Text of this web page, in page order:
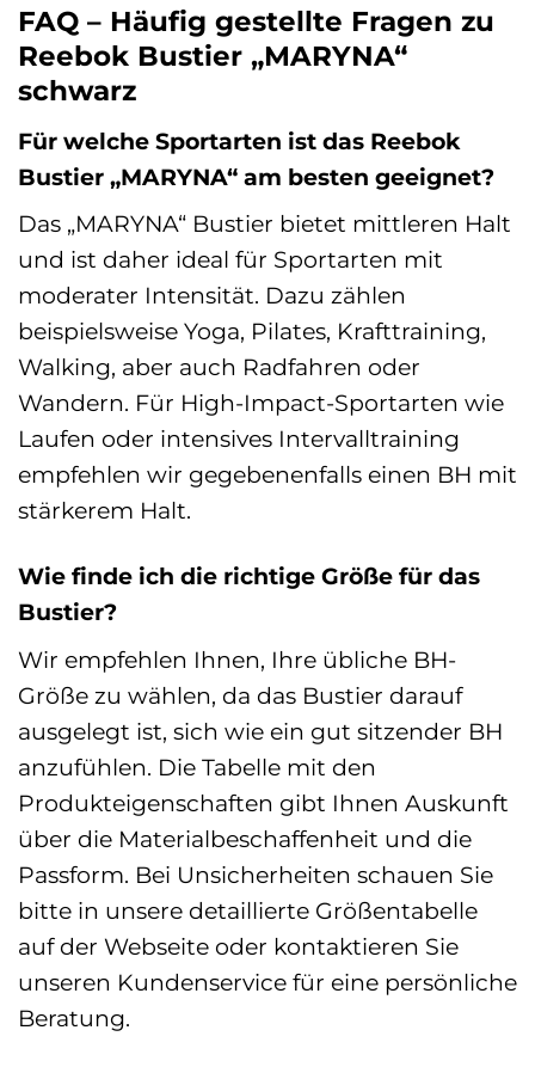
FAQ – Häufig gestellte Fragen zu
Reebok Bustier „MARYNA“
schwarz
Für welche Sportarten ist das Reebok
Bustier „MARYNA“ am besten geeignet?
Das „MARYNA“ Bustier bietet mittleren Halt
und ist daher ideal für Sportarten mit
moderater Intensität. Dazu zählen
beispielsweise Yoga, Pilates, Krafttraining,
Walking, aber auch Radfahren oder
Wandern. Für High-Impact-Sportarten wie
Laufen oder intensives Intervalltraining
empfehlen wir gegebenenfalls einen BH mit
stärkerem Halt.
Wie finde ich die richtige Größe für das
Bustier?
Wir empfehlen Ihnen, Ihre übliche BH-
Größe zu wählen, da das Bustier darauf
ausgelegt ist, sich wie ein gut sitzender BH
anzufühlen. Die Tabelle mit den
Produkteigenschaften gibt Ihnen Auskunft
über die Materialbeschaffenheit und die
Passform. Bei Unsicherheiten schauen Sie
bitte in unsere detaillierte Größentabelle
auf der Webseite oder kontaktieren Sie
unseren Kundenservice für eine persönliche
Beratung.